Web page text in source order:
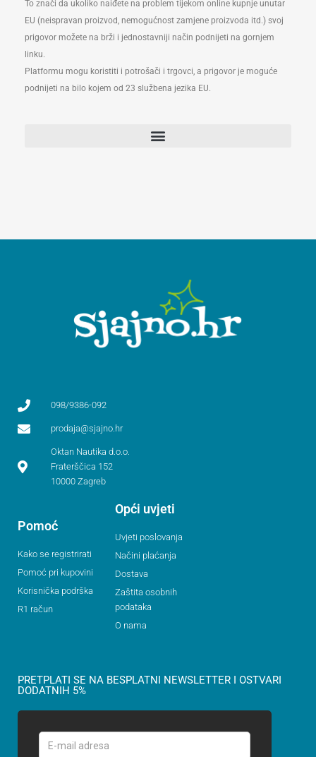
To znači da ukoliko naiđete na problem tijekom online kupnje unutar
EU (neispravan proizvod, nemogućnost zamjene proizvoda itd.) svoj
prigovor možete na brži i jednostavniji način podnijeti na gornjem
linku.
Platformu mogu koristiti i potrošači i trgovci, a prigovor je moguće
podnijeti na bilo kojem od 23 službena jezika EU.
098/9386-092
prodaja@sjajno.hr
Oktan Nautika d.o.o.
Fraterščica 152
10000 Zagreb
Pomoć
Kako se registrirati
Pomoć pri kupovini
Korisnička podrška
R1 račun
Opći uvjeti
Uvjeti poslovanja
Načini plaćanja
Dostava
Zaštita osobnih
podataka
O nama
PRETPLATI SE NA BESPLATNI NEWSLETTER I OSTVARI
DODATNIH 5%